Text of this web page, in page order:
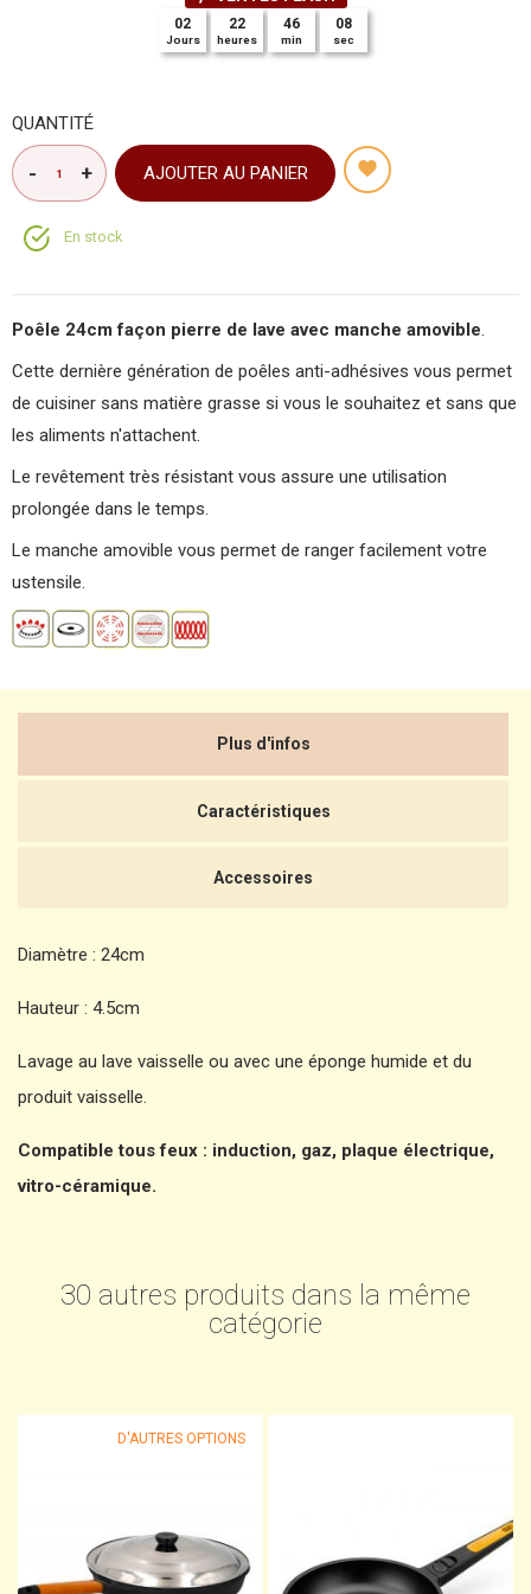
02
Jours
22
heures
46
min
08
sec
QUANTITÉ
AJOUTER AU PANIER
En stock
Poêle 24cm façon pierre de lave avec manche amovible.
Cette dernière génération de poêles anti-adhésives vous permet
de cuisiner sans matière grasse si vous le souhaitez et sans que
les aliments n'attachent.
Le revêtement très résistant vous assure une utilisation
prolongée dans le temps.
Le manche amovible vous permet de ranger facilement votre
ustensile.
Plus d'infos
Caractéristiques
Accessoires
Diamètre : 24cm
Hauteur : 4.5cm
Lavage au lave vaisselle ou avec une éponge humide et du
produit vaisselle.
Compatible tous feux : induction, gaz, plaque électrique,
vitro-céramique.
30 autres produits dans la même
catégorie
D'AUTRES OPTIONS